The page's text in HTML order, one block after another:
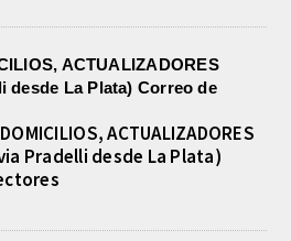
ACTUALIZADORES
Pradelli desde La Plata)